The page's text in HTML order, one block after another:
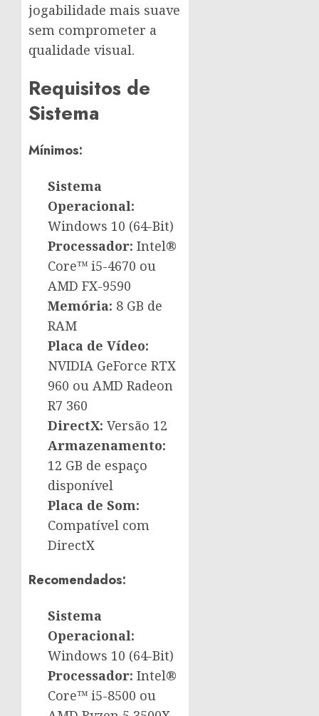
jogabilidade mais suave
sem comprometer a
qualidade visual.
Requisitos de
Sistema
Mínimos:
Sistema
Operacional:
Windows 10 (64-Bit)
Processador: Intel®
Core™ i5-4670 ou
AMD FX-9590
Memória: 8 GB de
RAM
Placa de Vídeo:
NVIDIA GeForce RTX
960 ou AMD Radeon
R7 360
DirectX: Versão 12
Armazenamento:
12 GB de espaço
disponível
Placa de Som:
Compatível com
DirectX
Recomendados:
Sistema
Operacional:
Windows 10 (64-Bit)
Processador: Intel®
Core™ i5-8500 ou